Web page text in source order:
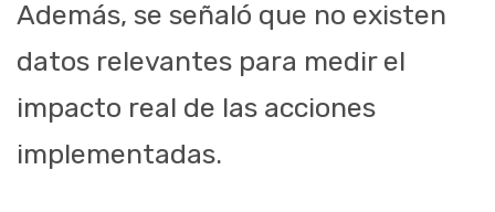
Además, se señaló que no existen
datos relevantes para medir el
impacto real de las acciones
implementadas.